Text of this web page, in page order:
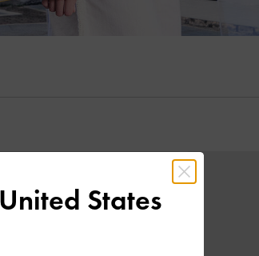
United States